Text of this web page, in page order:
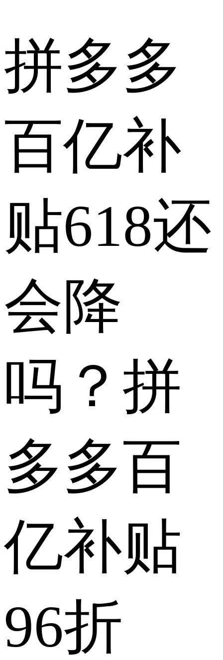
拼多多
百亿补
贴618还
会降
吗？拼
多多百
亿补贴
96折